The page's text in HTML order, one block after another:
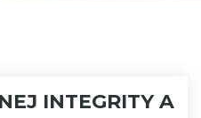
INTEGRITY A